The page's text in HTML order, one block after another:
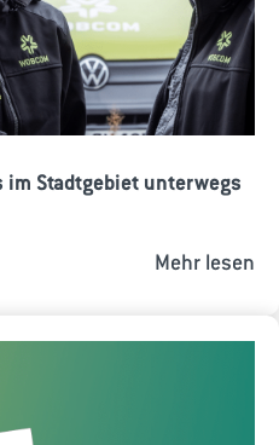
im Stadtgebiet unterwegs
Mehr lesen